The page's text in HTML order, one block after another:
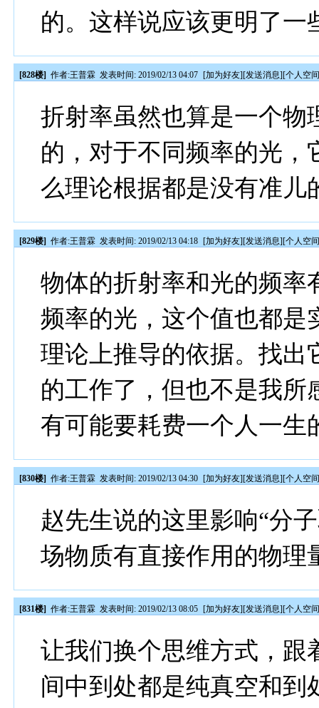
的。这样说应该更明了一
[828楼] 作者:王普霖 发表时间: 2019/02/13 04:07 [加为好友][发送消息][个人空
折射率虽然也算是一个物
的，对于不同频率的光，
么理论根据都是没有准儿
[829楼] 作者:王普霖 发表时间: 2019/02/13 04:18 [加为好友][发送消息][个人空
物体的折射率和光的频率
频率的光，这个值也都是
理论上推导的依据。找出
的工作了，但也不是我所
有可能要耗费一个人一生
[830楼] 作者:王普霖 发表时间: 2019/02/13 04:30 [加为好友][发送消息][个人空
赵先生说的这里影响“分
场物质有直接作用的物
[831楼] 作者:王普霖 发表时间: 2019/02/13 08:05 [加为好友][发送消息][个人空
让我们换个思维方式，跟
间中到处都是纯真空和到